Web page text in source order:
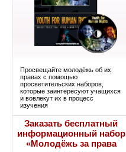
Просвещайте молодёжь об их
правах с помощью
просветительских наборов,
которые заинтересуют учащихся
и вовлекут их в процесс
изучения
Заказать бесплатный
информационный набор
«Молодёжь за права